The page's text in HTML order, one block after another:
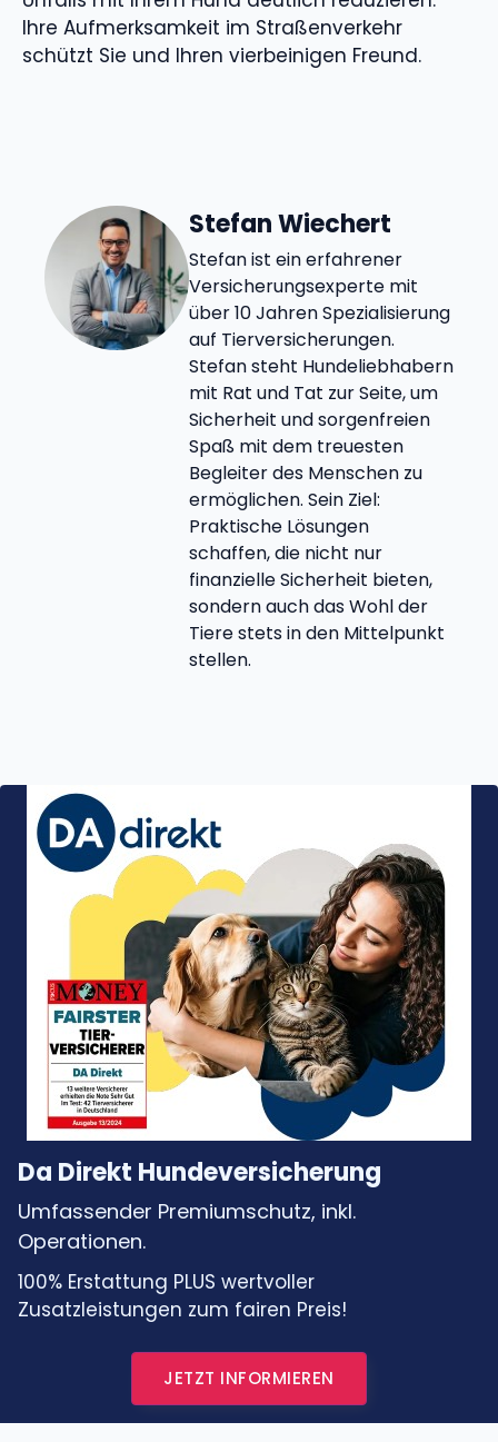
Ihre Aufmerksamkeit im Straßenverkehr
schützt Sie und Ihren vierbeinigen Freund.
Stefan Wiechert
Stefan ist ein erfahrener
Versicherungsexperte mit
über 10 Jahren Spezialisierung
auf Tierversicherungen.
Stefan steht Hundeliebhabern
mit Rat und Tat zur Seite, um
Sicherheit und sorgenfreien
Spaß mit dem treuesten
Begleiter des Menschen zu
ermöglichen. Sein Ziel:
Praktische Lösungen
schaffen, die nicht nur
finanzielle Sicherheit bieten,
sondern auch das Wohl der
Tiere stets in den Mittelpunkt
stellen.
Da Direkt Hundeversicherung
Umfassender Premiumschutz, inkl.
Operationen.
100% Erstattung PLUS wertvoller
Zusatzleistungen zum fairen Preis!
JETZT INFORMIEREN